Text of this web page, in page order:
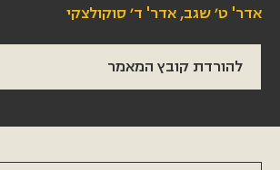
אדר' ט׳ שגב, אדר' ד׳ סוקולצקי
להורדת קובץ המאמר